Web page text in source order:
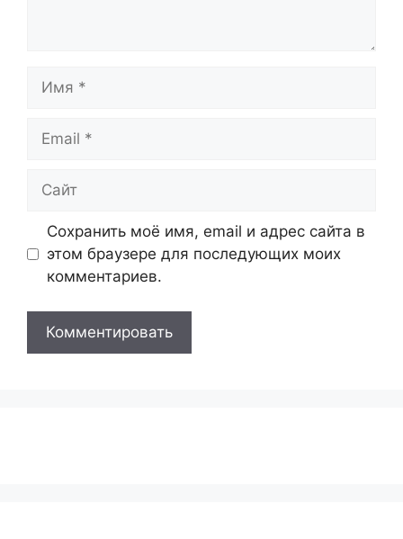
Имя
Email
Сайт
Сохранить моё имя, email и адрес сайта в
этом браузере для последующих моих
комментариев.